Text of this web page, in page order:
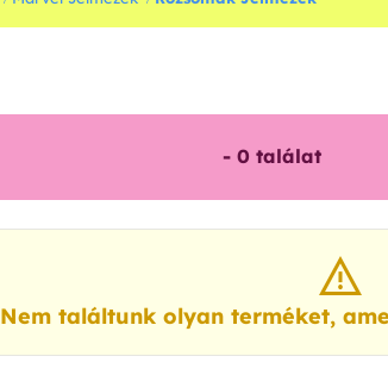
- 0 találat
Nem találtunk olyan terméket,